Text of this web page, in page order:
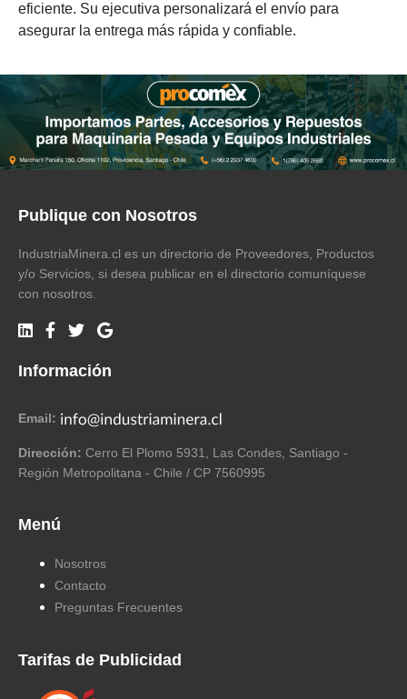
eficiente. Su ejecutiva personalizará el envío para
asegurar la entrega más rápida y confiable.
Publique con Nosotros
IndustriaMinera.cl es un directorio de Proveedores, Productos
y/o Servicios, si desea publicar en el directorio comuníquese
con nosotros.
Información
Email:
Dirección: Cerro El Plomo 5931, Las Condes, Santiago -
Región Metropolitana - Chile / CP 7560995
Menú
Nosotros
Contacto
Preguntas Frecuentes
Tarifas de Publicidad